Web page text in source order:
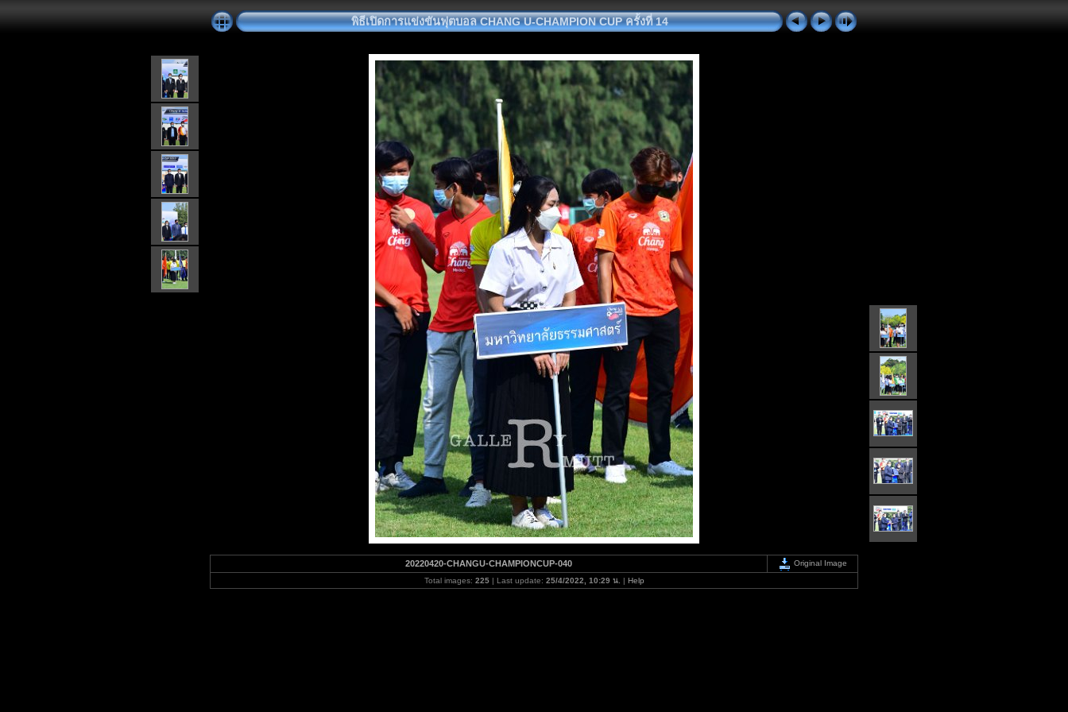
พิธีเปิดการแข่งขันฟุตบอล CHANG U-CHAMPION CUP ครั้งที่ 14
20220420-CHANGU-CHAMPIONCUP-040
Original Image
Total images: 225| Last update: 25/4/2022, 10:29 น. | Help